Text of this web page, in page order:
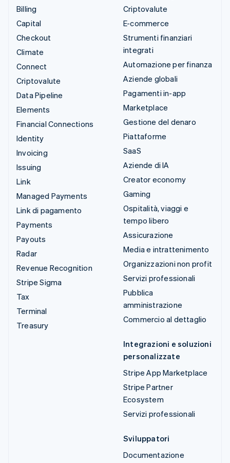
Billing
Capital
Checkout
Climate
Connect
Criptovalute
Data Pipeline
Elements
Financial Connections
Identity
Invoicing
Issuing
Link
Managed Payments
Link di pagamento
Payments
Payouts
Radar
Revenue Recognition
Stripe Sigma
Tax
Terminal
Treasury
Criptovalute
E-commerce
Strumenti finanziari
integrati
Automazione per finanza
Aziende globali
Pagamenti in-app
Marketplace
Gestione del denaro
Piattaforme
SaaS
Aziende di IA
Creator economy
Gaming
Ospitalità, viaggi e
tempo libero
Assicurazione
Media e intrattenimento
Organizzazioni non profit
Servizi professionali
Pubblica
amministrazione
Commercio al dettaglio
Integrazioni e soluzioni
personalizzate
Stripe App Marketplace
Stripe Partner
Ecosystem
Servizi professionali
Sviluppatori
Documentazione